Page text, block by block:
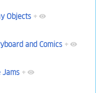
Objects +
and Comics +
Jams +